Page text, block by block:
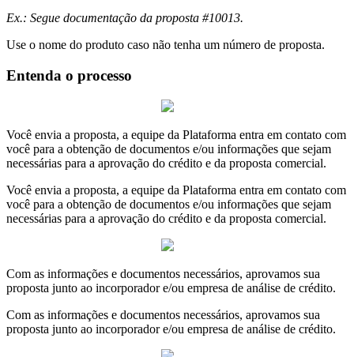
Ex.: Segue documentação da proposta #10013.
Use o nome do produto caso não tenha um número de proposta.
Entenda o processo
Você envia a proposta, a equipe da Plataforma entra em contato com
você para a obtenção de documentos e/ou informações que sejam
necessárias para a aprovação do crédito e da proposta comercial.
Você envia a proposta, a equipe da Plataforma entra em contato com
você para a obtenção de documentos e/ou informações que sejam
necessárias para a aprovação do crédito e da proposta comercial.
Com as informações e documentos necessários, aprovamos sua
proposta junto ao incorporador e/ou empresa de análise de crédito.
Com as informações e documentos necessários, aprovamos sua
proposta junto ao incorporador e/ou empresa de análise de crédito.